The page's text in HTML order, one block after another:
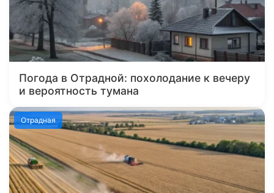
Погода в Отрадной: похолодание к вечеру
и вероятность тумана
Отрадная